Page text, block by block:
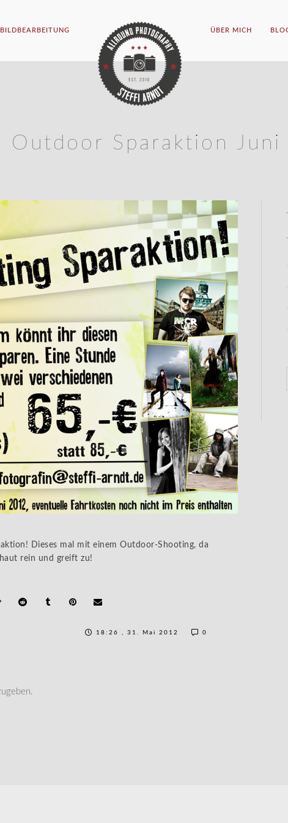
BILDBEARBEITUNG ÜBER MICH
Outdoor Sparaktion Juni
Dieses mal mit einem Outdoor-Shooting, da
rein und greift zu!
18:26 , 31. Mai 2012 0